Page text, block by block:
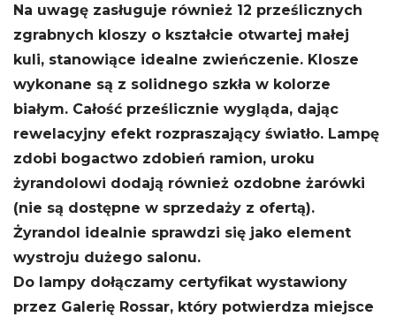
Na uwagę zasługuje również 12 prześlicznych
zgrabnych kloszy o kształcie otwartej małej
kuli, stanowiące idealne zwieńczenie. Klosze
wykonane są z solidnego szkła w kolorze
białym. Całość prześlicznie wygląda, dając
rewelacyjny efekt rozpraszający światło. Lampę
zdobi bogactwo zdobień ramion, uroku
żyrandolowi dodają również ozdobne żarówki
(nie są dostępne w sprzedaży z ofertą).
Żyrandol idealnie sprawdzi się jako element
wystroju dużego salonu.
Do lampy dołączamy certyfikat wystawiony
przez Galerię Rossar, który potwierdza miejsce